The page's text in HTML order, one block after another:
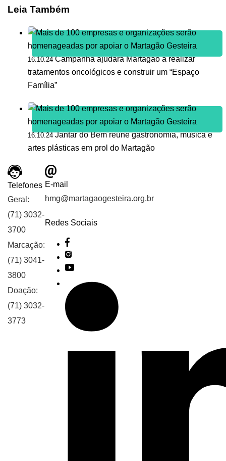
Leia Também
16.10.24 Campanha ajudará Martagão a realizar
tratamentos oncológicos e construir um “Espaço
Família”
16.10.24 Jantar do Bem reúne gastronomia, música e
artes plásticas em prol do Martagão
Telefones
Geral:
(71) 3032-
3700
Marcação:
(71) 3041-
3800
Doação:
(71) 3032-
3773
E-mail
hmg@martagaogesteira.org.br
Redes Sociais